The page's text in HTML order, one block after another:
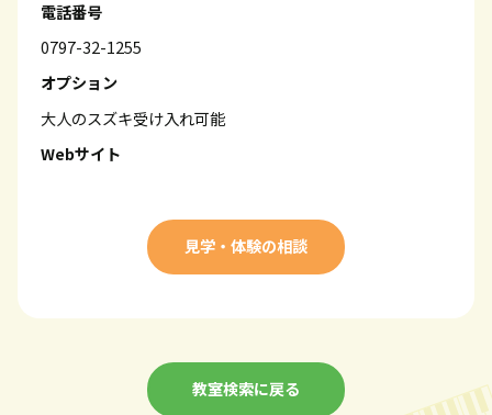
電話番号
0797-32-1255
オプション
大人のスズキ受け入れ可能
Webサイト
見学・体験の相談
教室検索に戻る